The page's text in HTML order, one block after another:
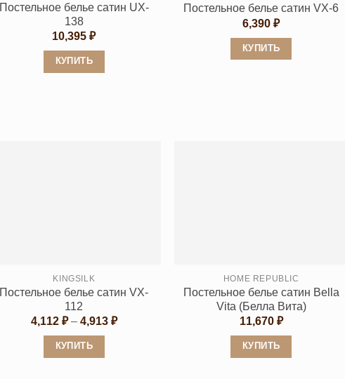
Постельное белье сатин UX-
138
10,395₽
КУПИТЬ
Постельное белье сатин VX-6
6,390₽
КУПИТЬ
KINGSILK
Постельное белье сатин VX-
112
4,112 ₽ – 4,913 ₽Диапазон
КУПИТЬ
HOME REPUBLIC
Постельное белье сатин Bella
Vita (Белла Вита)
11,670 ₽
КУПИТЬ